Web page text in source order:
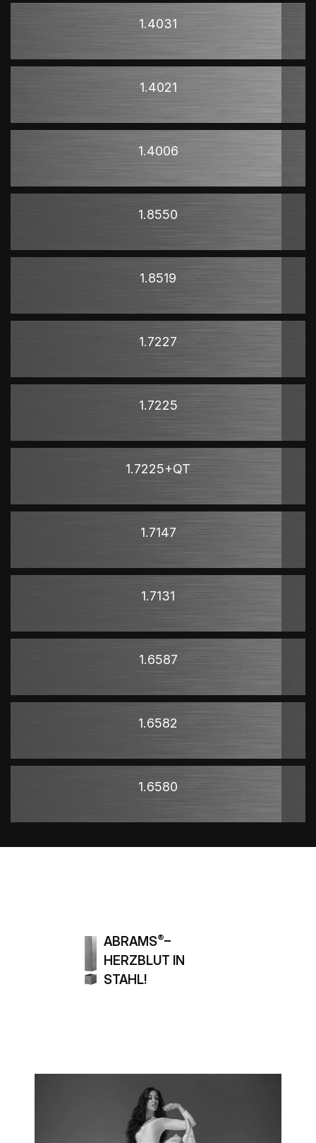
1.4031
1.4021
1.4006
1.8550
1.8519
1.7227
1.7225
1.7225+QT
1.7147
1.7131
1.6587
1.6582
1.6580
ABRAMS®–
HERZBLUT IN
STAHL!